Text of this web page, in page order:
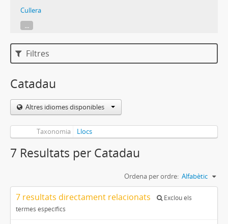
Cullera
...
Filtres
Catadau
Altres idiomes disponibles
Taxonomia Llocs
7 Resultats per Catadau
Ordena per ordre: Alfabètic
7 resultats directament relacionats
Exclou els
termes específics